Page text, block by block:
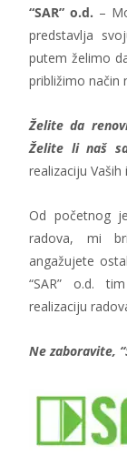
“SAR” o.d. –
predstavlja
putem želimo
približimo način
Želite da
Želite li naš
realizaciju Vaših
Od početnog
radova, mi
angažujete
“SAR” o.d.
realizaciju
Ne zaboravite,